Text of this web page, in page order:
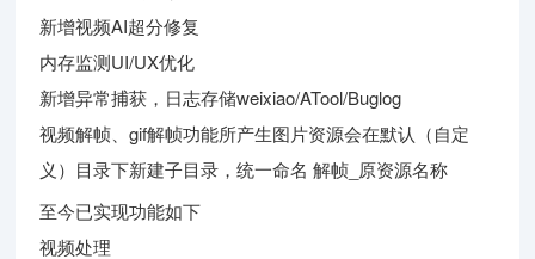
新增视频AI超分修复
内存监测UI/UX优化
新增异常捕获，日志存储weixiao/ATool/Buglog
视频解帧、gif解帧功能所产生图片资源会在默认（自定
义）目录下新建子目录，统一命名 解帧_原资源名称
至今已实现功能如下
视频处理